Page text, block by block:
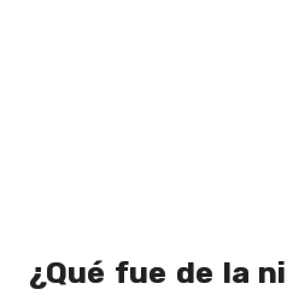
¿Qué fue de la